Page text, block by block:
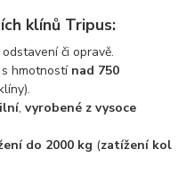
klínů Tripus:
či opravě.
s hmotností nad 750
,vyrobené z vysoce
do 2000 kg (zatížení kol